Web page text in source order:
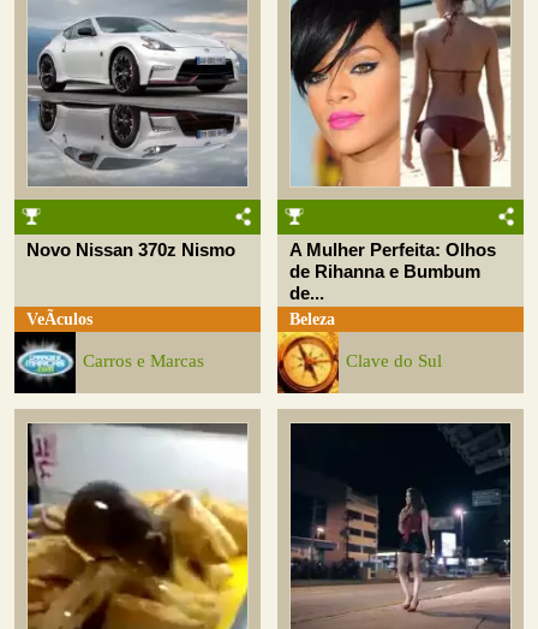
Novo Nissan 370z Nismo
VeÃ­culos
Carros e Marcas
A Mulher Perfeita: Olhos
de Rihanna e Bumbum
de...
Beleza
Clave do Sul